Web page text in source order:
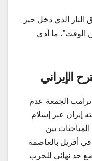
الذي دخل حيز
من الوقت”، ما أدى
الإيراني
الجمعة عدم
إيران عبر إسلام
بين
أفريل بالعاصمة
حد نهائي للحرب